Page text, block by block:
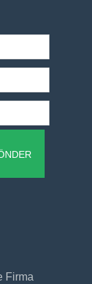
Firma